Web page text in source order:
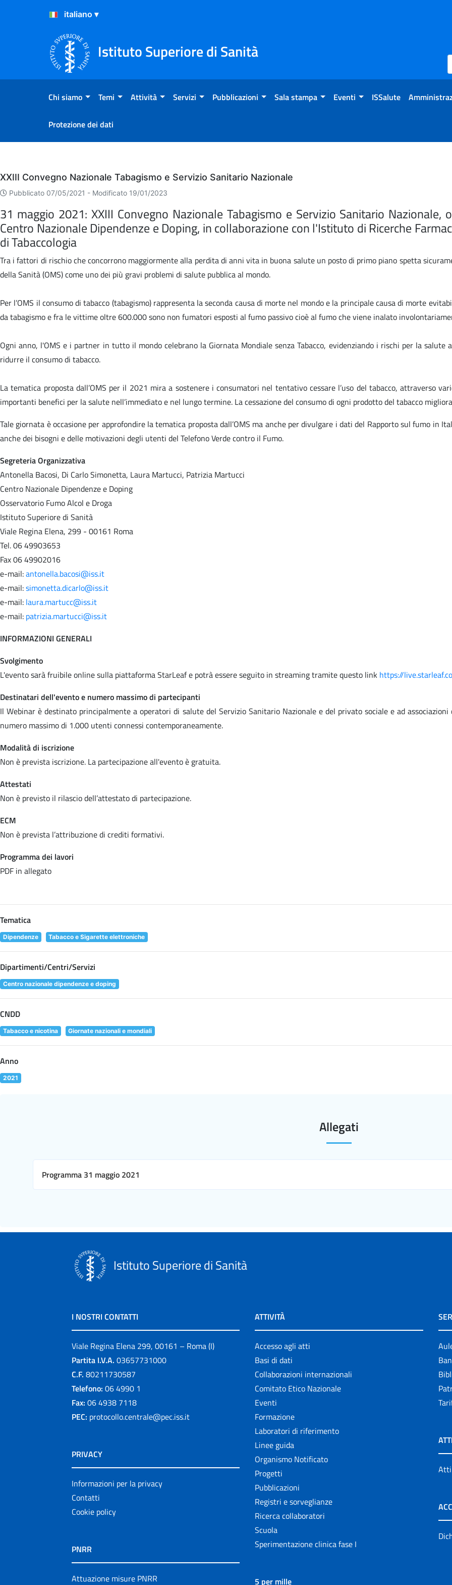
Salta al Contenuto
Salta al Footer
Istituto Superiore di Sanità
Chi siamo Temi Attività Servizi Pubblicazioni Sala stampa Eventi ISSalute
Protezione dei dati
Eventi
XXIII Convegno Nazionale Tabagismo e Servizio Sanitario Nazionale
Pubblicato 07/05/2021 - Modificato 19/01/2023
31 maggio 2021: XXIII Convegno Nazionale Tabagismo e Servizio Sanitario
Centro Nazionale Dipendenze e Doping, in collaborazione con l'Istituto di Ricerche
di Tabaccologia
Tra i fattori di rischio che concorrono maggiormente alla perdita di anni vita in buona salute un posto di primo piano spetta
della Sanità (OMS) come uno dei più gravi problemi di salute pubblica al mondo.
Per l’OMS il consumo di tabacco (tabagismo) rappresenta la seconda causa di morte nel mondo e la principale causa di morte
da tabagismo e fra le vittime oltre 600.000 sono non fumatori esposti al fumo passivo cioè al fumo che viene inalato
Ogni anno, l'OMS e i partner in tutto il mondo celebrano la Giornata Mondiale senza Tabacco, evidenziando i rischi per la
ridurre il consumo di tabacco.
La tematica proposta dall’OMS per il 2021 mira a sostenere i consumatori nel tentativo cessare l’uso del tabacco, attraverso
importanti benefici per la salute nell’immediato e nel lungo termine. La cessazione del consumo di ogni prodotto del tabacco
Tale giornata è occasione per approfondire la tematica proposta dall’OMS ma anche per divulgare i dati del Rapporto sul fumo in
anche dei bisogni e delle motivazioni degli utenti del Telefono Verde contro il Fumo.
Segreteria Organizzativa
Antonella Bacosi, Di Carlo Simonetta, Laura Martucci, Patrizia Martucci
Centro Nazionale Dipendenze e Doping
Osservatorio Fumo Alcol e Droga
Istituto Superiore di Sanità
Viale Regina Elena, 299 - 00161 Roma
Tel. 06 49903653
Fax 06 49902016
e-mail:antonella.bacosi@iss.it
e-mail:simonetta.dicarlo@iss.it
e-mail: laura.martucc@iss.it
e-mail: patrizia.martucci@iss.it
INFORMAZIONI GENERALI
Svolgimento
L'evento sarà fruibile online sulla piattaforma StarLeaf e potrà essere seguito in streaming tramite questo link https://
Destinatari dell'evento e numero massimo di partecipanti
Il Webinar è destinato principalmente a operatori di salute del Servizio Sanitario Nazionale e del privato sociale e ad
numero massimo di 1.000 utenti connessi contemporaneamente.
Modalità di iscrizione
Non è prevista iscrizione. La partecipazione all'evento è gratuita.
Attestati
Non è previsto il rilascio dell’attestato di partecipazione.
ECM
Non è prevista l’attribuzione di crediti formativi.
Programma dei lavori
PDF in allegato
Tematica
Dipendenze Tabacco e Sigarette elettroniche
Dipartimenti/Centri/Servizi
Centro nazionale dipendenze e doping
CNDD
Tabacco e nicotina Giornate nazionali e mondiali
Anno
2021
Allegati
Programma 31 maggio 2021
Istituto Superiore di Sanità
I NOSTRI CONTATTI
Viale Regina Elena 299, 00161 – Roma (I)
Partita I.V.A. 03657731000
C.F. 80211730587
Telefono: 06 4990 1
Fax: 06 4938 7118
PEC: protocollo.centrale@pec.iss.it
PRIVACY
Informazioni per la privacy
Contatti
Cookie policy
PNRR
Attuazione misure PNRR
ATTIVITÀ
Accesso agli atti
Basi di dati
Collaborazioni internazionali
Comitato Etico Nazionale
Eventi
Formazione
Laboratori di riferimento
Linee guida
Organismo Notificato
Progetti
Pubblicazioni
Registri e sorveglianze
Ricerca collaboratori
Scuola
Sperimentazione clinica fase I
5 per mille
Atti